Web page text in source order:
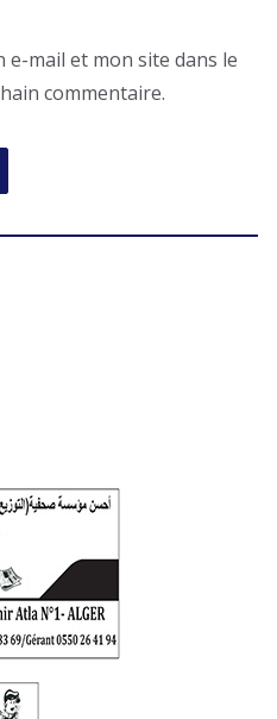
mail et mon site dans le
commentaire.